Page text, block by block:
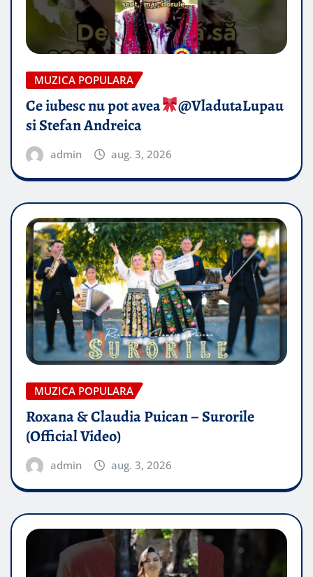
MUZICA POPULARA
Ce iubesc nu pot avea
​@VladutaLupau
si Stefan Andreica
admin aug. 3, 2026
MUZICA POPULARA
Roxana & Claudia Puican – Surorile
(Official Video)
admin aug. 3, 2026